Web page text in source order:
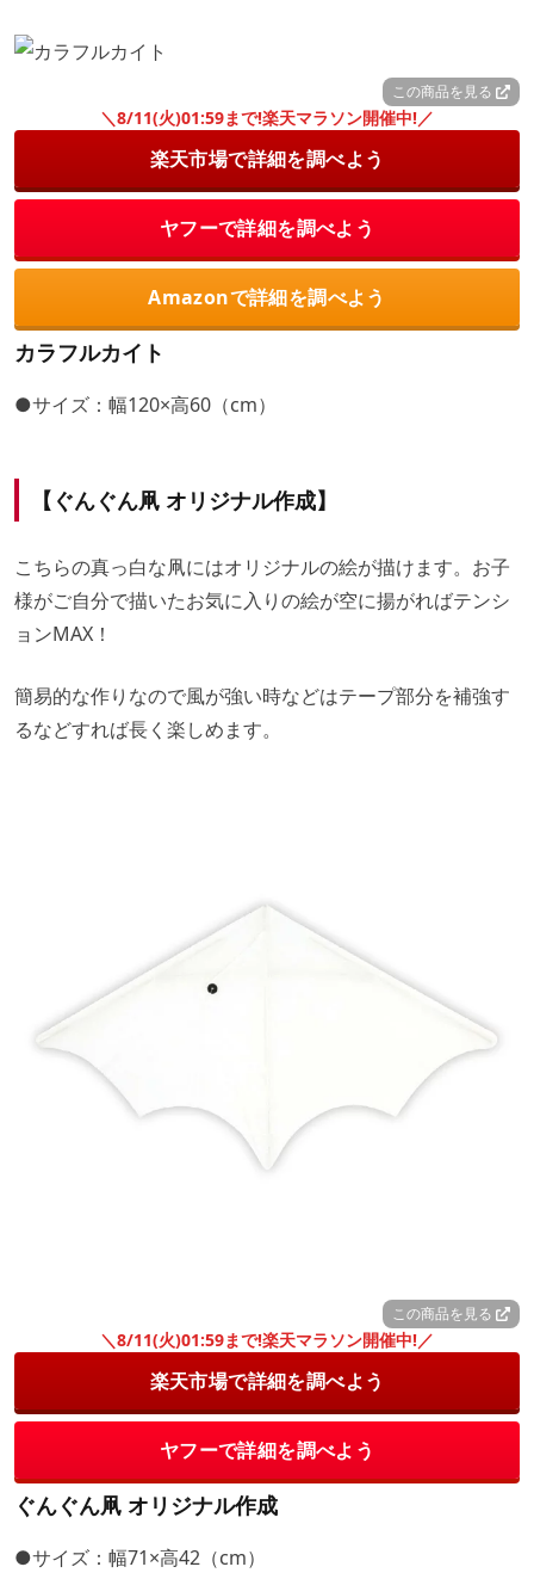
この商品を見る
＼8/11(火)01:59まで!楽天マラソン開催中!／
楽天市場で詳細を調べよう
ヤフーで詳細を調べよう
Amazonで詳細を調べよう
カラフルカイト
●サイズ：幅120×高60（cm）
【ぐんぐん凧 オリジナル作成】
こちらの真っ白な凧にはオリジナルの絵が描けます。お子
様がご自分で描いたお気に入りの絵が空に揚がればテンシ
ョンMAX！
簡易的な作りなので風が強い時などはテープ部分を補強す
るなどすれば長く楽しめます。
この商品を見る
＼8/11(火)01:59まで!楽天マラソン開催中!／
楽天市場で詳細を調べよう
ヤフーで詳細を調べよう
ぐんぐん凧 オリジナル作成
●サイズ：幅71×高42（cm）